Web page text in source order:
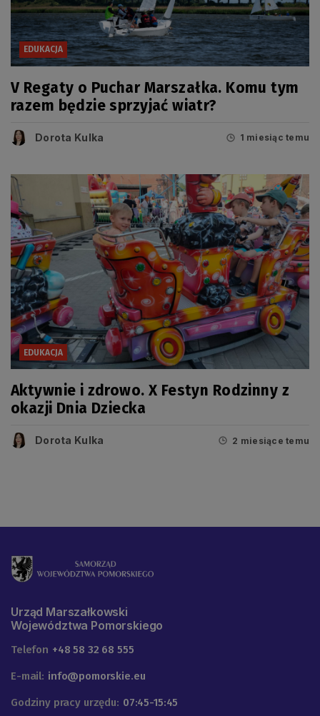
EDUKACJA
V Regaty o Puchar Marszałka. Komu tym
razem będzie sprzyjać wiatr?
Dorota Kulka 1 miesiąc temu
EDUKACJA
Aktywnie i zdrowo. X Festyn Rodzinny z
okazji Dnia Dziecka
Dorota Kulka 2 miesiące temu
Urząd Marszałkowski
Województwa Pomorskiego
Telefon +48 58 32 68 555
E-mail: info@pomorskie.eu
Godziny pracy urzędu: 07:45-15:45